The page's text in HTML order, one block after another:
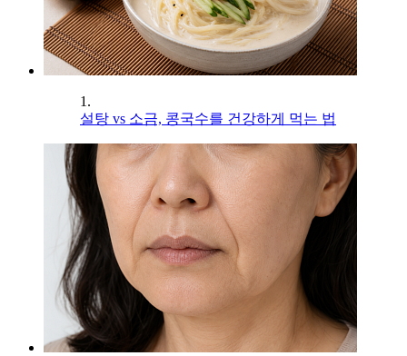
1.
설탕 vs 소금, 콩국수를 건강하게 먹는 법